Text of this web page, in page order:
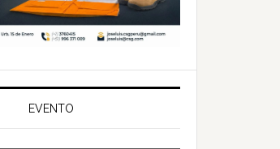
EVENTO